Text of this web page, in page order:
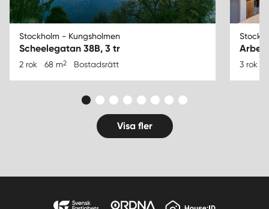
Stockholm - Kungsholmen
Scheelegatan 38B, 3 tr
2 rok 68 m2 Bostadsrätt 3 rok
Visa fler